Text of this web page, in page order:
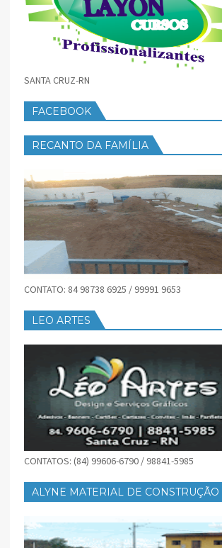
SANTA CRUZ-RN
FACEBOOK
RECANTO DA FAMÍLIA
CONTATO: 84 98738 6925 / 99991 9653
LEO ARTES
CONTATOS: (84) 99606-6790 / 98841-5985
ALYNE MATERIAL DE CONSTRUÇÃO